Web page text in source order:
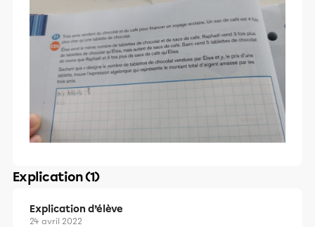
Explication (1)
Explication d’élève
24 avril 2022